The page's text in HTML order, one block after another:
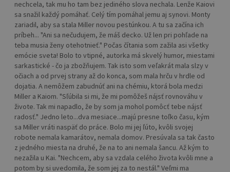
nechcela, tak mu ho tam bez jediného slova nechala. Lenže Kaiovi
sa snažil každý pomáhať. Celý tím pomáhal jemu aj synovi. Monty
zariadil, aby sa stala Miller novou pestúnkou. A tu sa začína ich
príbeh... "Ani sa nečudujem, že máš decko. Už len pri pohľade na
teba musia ženy otehotnieť." Počas čítania som zažila asi všetky
emócie sveta! Bolo to vtipné, autorka má skvelý humor, miestami
sarkastické - čo ja zbožňujem. Tak isto som veľakrát mala slzy v
očiach a od prvej strany až do konca, som mala hrču v hrdle od
dojatia. A nemôžem zabudnúť ani na chémiu, ktorá bola medzi
Miller a Kaiom. "Sľúbila si mi, že mi pomôžeš nájsť rovnováhu v
živote. Tak mi napadlo, že by som ja mohol pomôcť tebe nájsť
radosť." Jedno leto...dva mesiace...majú presne toľko času, kým
sa Miller vráti naspäť do práce. Bolo mi jej ľúto, kvôli svojej
robote nemala kamarátov, nemala domov. Presúvala sa tak často
z jedného miesta na druhé, že na to ani nemala šancu. Až kým to
nezažila u Kai. "Nechcem, aby sa vzdala celého života kvôli mne a
potom by si uvedomila, že som jej za to nestál." Veľmi ma